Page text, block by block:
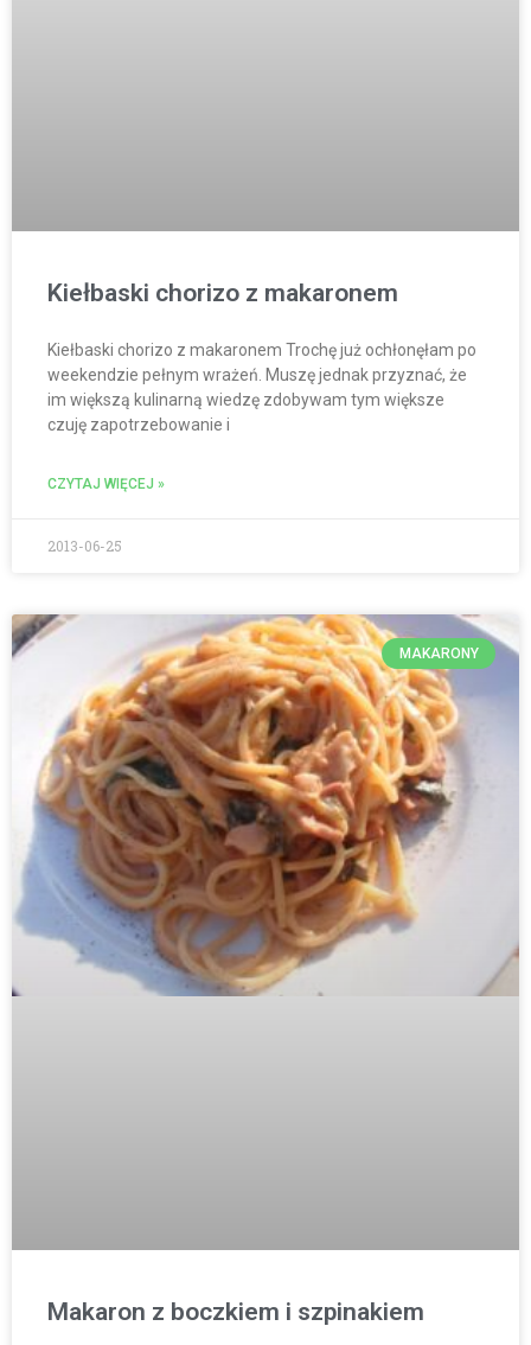
Kiełbaski chorizo z makaronem
Kiełbaski chorizo z makaronem Trochę już ochłonęłam po
weekendzie pełnym wrażeń. Muszę jednak przyznać, że
im większą kulinarną wiedzę zdobywam tym większe
czuję zapotrzebowanie i
CZYTAJ WIĘCEJ »
2013-06-25
MAKARONY
Makaron z boczkiem i szpinakiem